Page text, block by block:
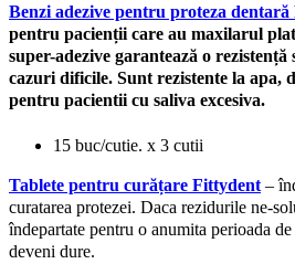
Benzi adezive pentru proteza
pentru pacienții care au maxilarul
super-adezive garantează o
cazuri dificile. Sunt rezistente la apa,
pentru pacientii cu saliva excesiva.
15 buc/cutie. x 3 cutii
Tablete pentru curățare Fittydent –
curatarea protezei. Daca rezidurile ne-
îndepartate pentru o anumita perioada
deveni dure.